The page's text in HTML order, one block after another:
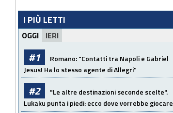
I PIÙ LETTI
OGGI IERI
#1
Romano: "Contatti tra Napoli e Gabriel
Jesus! Ha lo stesso agente di Allegri"
#2
"Le altre destinazioni seconde scelte".
Lukaku punta i piedi: ecco dove vorrebbe giocare